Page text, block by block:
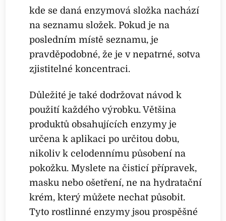
kde se daná enzymová složka nachází
na seznamu složek. Pokud je na
posledním místě seznamu, je
pravděpodobné, že je v nepatrné, sotva
zjistitelné koncentraci.
Důležité je také dodržovat návod k
použití každého výrobku. Většina
produktů obsahujících enzymy je
určena k aplikaci po určitou dobu,
nikoliv k celodennímu působení na
pokožku. Myslete na čisticí přípravek,
masku nebo ošetření, ne na hydratační
krém, který můžete nechat působit.
Tyto rostlinné enzymy jsou prospěšné